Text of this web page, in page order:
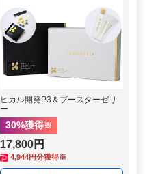
ヒカル開発P3＆ブースターゼリ
ー
30%獲得※
17,800円
4,944円分獲得※